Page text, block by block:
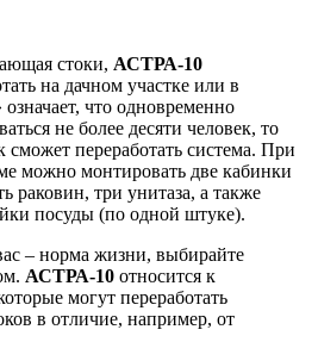
стоки, АСТРА-10
на дачном участке или в
что одновременно
не более десяти человек, то
сможет переработать система. При
можно монтировать две кабинки
раковин, три унитаза, а также
посуды (по одной штуке).
– норма жизни, выбирайте
АСТРА-10 относится к
могут переработать
в отличие, например, от